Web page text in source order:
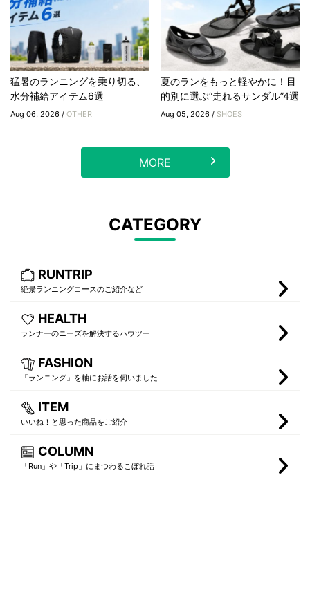
猛暑のランニングを乗り切る、
水分補給アイテム6選
Aug 06, 2026 / OTHER
夏のランをもっと軽やかに！目
的別に選ぶ“走れるサンダル”4選
Aug 05, 2026 / SHOES
MORE
CATEGORY
RUNTRIP
絶景ランニングコースのご紹介など
HEALTH
ランナーのニーズを解決するハウツー
FASHION
「ランニング」を軸にお話を伺いました
ITEM
いいね！と思った商品をご紹介
COLUMN
「Run」や「Trip」にまつわるこぼれ話